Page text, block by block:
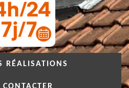
RÉALISATIONS